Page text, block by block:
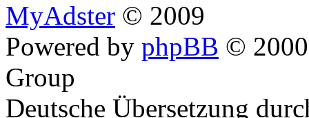
MyAdster © 2009
Powered by phpBB ©
Group
Deutsche Übersetzung